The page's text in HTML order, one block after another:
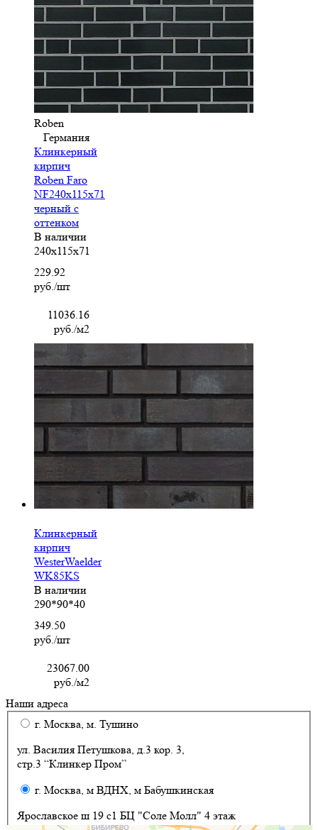
Roben
Германия
Клинкерный
кирпич
Roben Faro
NF240x115x71
черный с
оттенком
В наличии
240x115x71
229.92
руб./шт
11036.16
руб./м2
Клинкерный
кирпич
WesterWaelder
WK85KS
В наличии
290*90*40
349.50
руб./шт
23067.00
руб./м2
Наши адреса
г. Москва, м. Тушино
ул. Василия Петушкова, д.3 кор. 3,
стр.3 “Клинкер Пром”
г. Москва, м ВДНХ, м Бабушкинская
Ярославское ш 19 с1 БЦ "Соле Молл" 4 этаж